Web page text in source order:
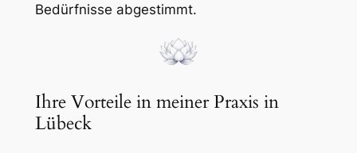
Bedürfnisse abgestimmt.
Ihre Vorteile in meiner Praxis in
Lübeck